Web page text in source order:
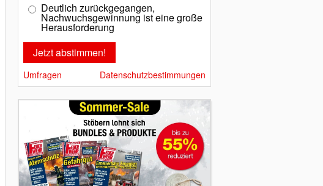
Deutlich zurückgegangen,
Nachwuchsgewinnung ist eine große
Herausforderung
Umfragen Datenschutzbestimmungen